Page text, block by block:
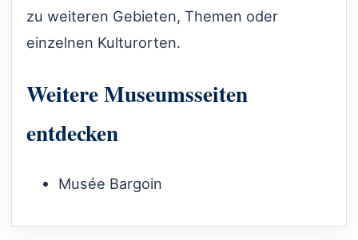
zu weiteren Gebieten, Themen oder
einzelnen Kulturorten.
Weitere Museumsseiten
entdecken
Musée Bargoin